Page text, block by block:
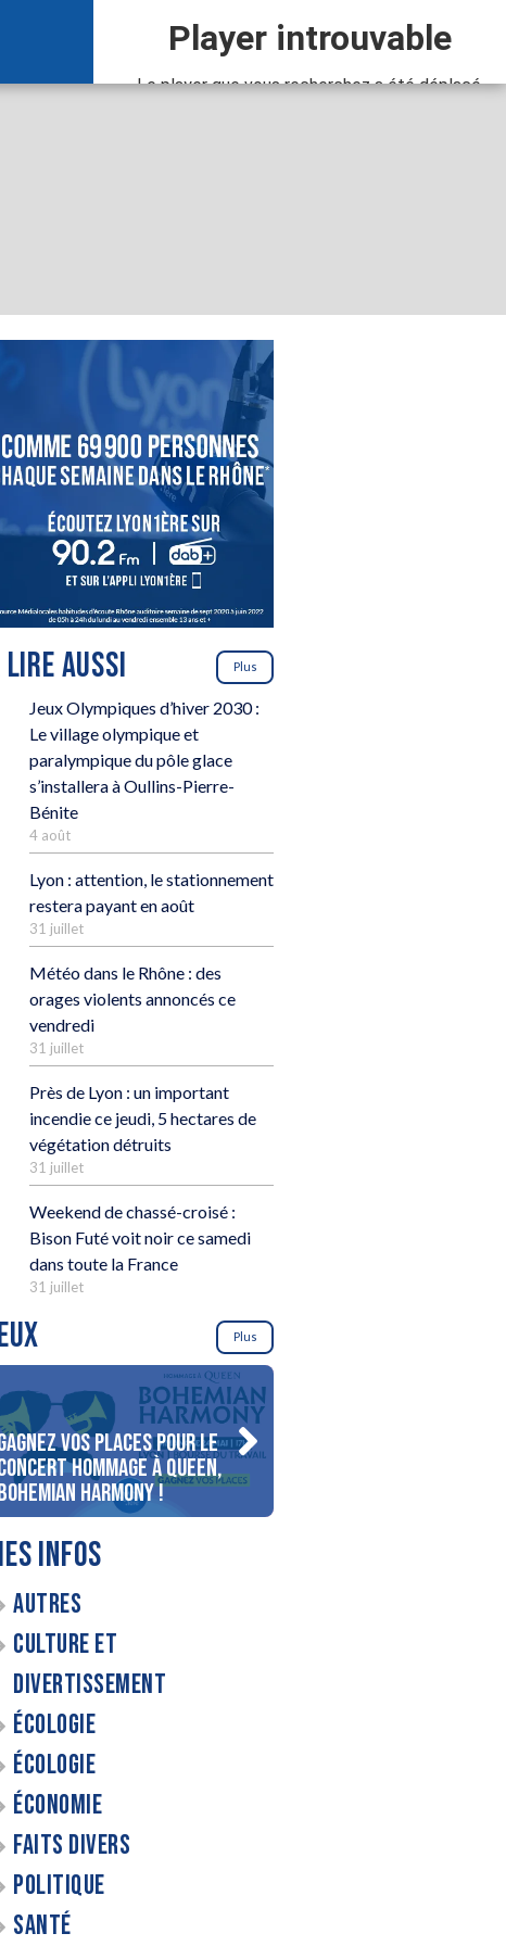
AUSSI Plus
Jeux Olympiques d’hiver 2030 :
Le village olympique et
paralympique du pôle glace
s’installera à Oullins-Pierre-
Bénite
4 août
Lyon : attention, le stationnement
restera payant en août
31 juillet
Météo dans le Rhône : des
orages violents annoncés ce
vendredi
31 juillet
Près de Lyon : un important
incendie ce jeudi, 5 hectares de
végétation détruits
31 juillet
Weekend de chassé-croisé :
Bison Futé voit noir ce samedi
dans toute la France
31 juillet
Plus
vos places pour le
Hommage à Queen,
Harmony !
INFOS
AUTRES
CULTURE ET
DIVERTISSEMENT
ÉCOLOGIE
ÉCOLOGIE
ÉCONOMIE
FAITS DIVERS
POLITIQUE
SANTÉ